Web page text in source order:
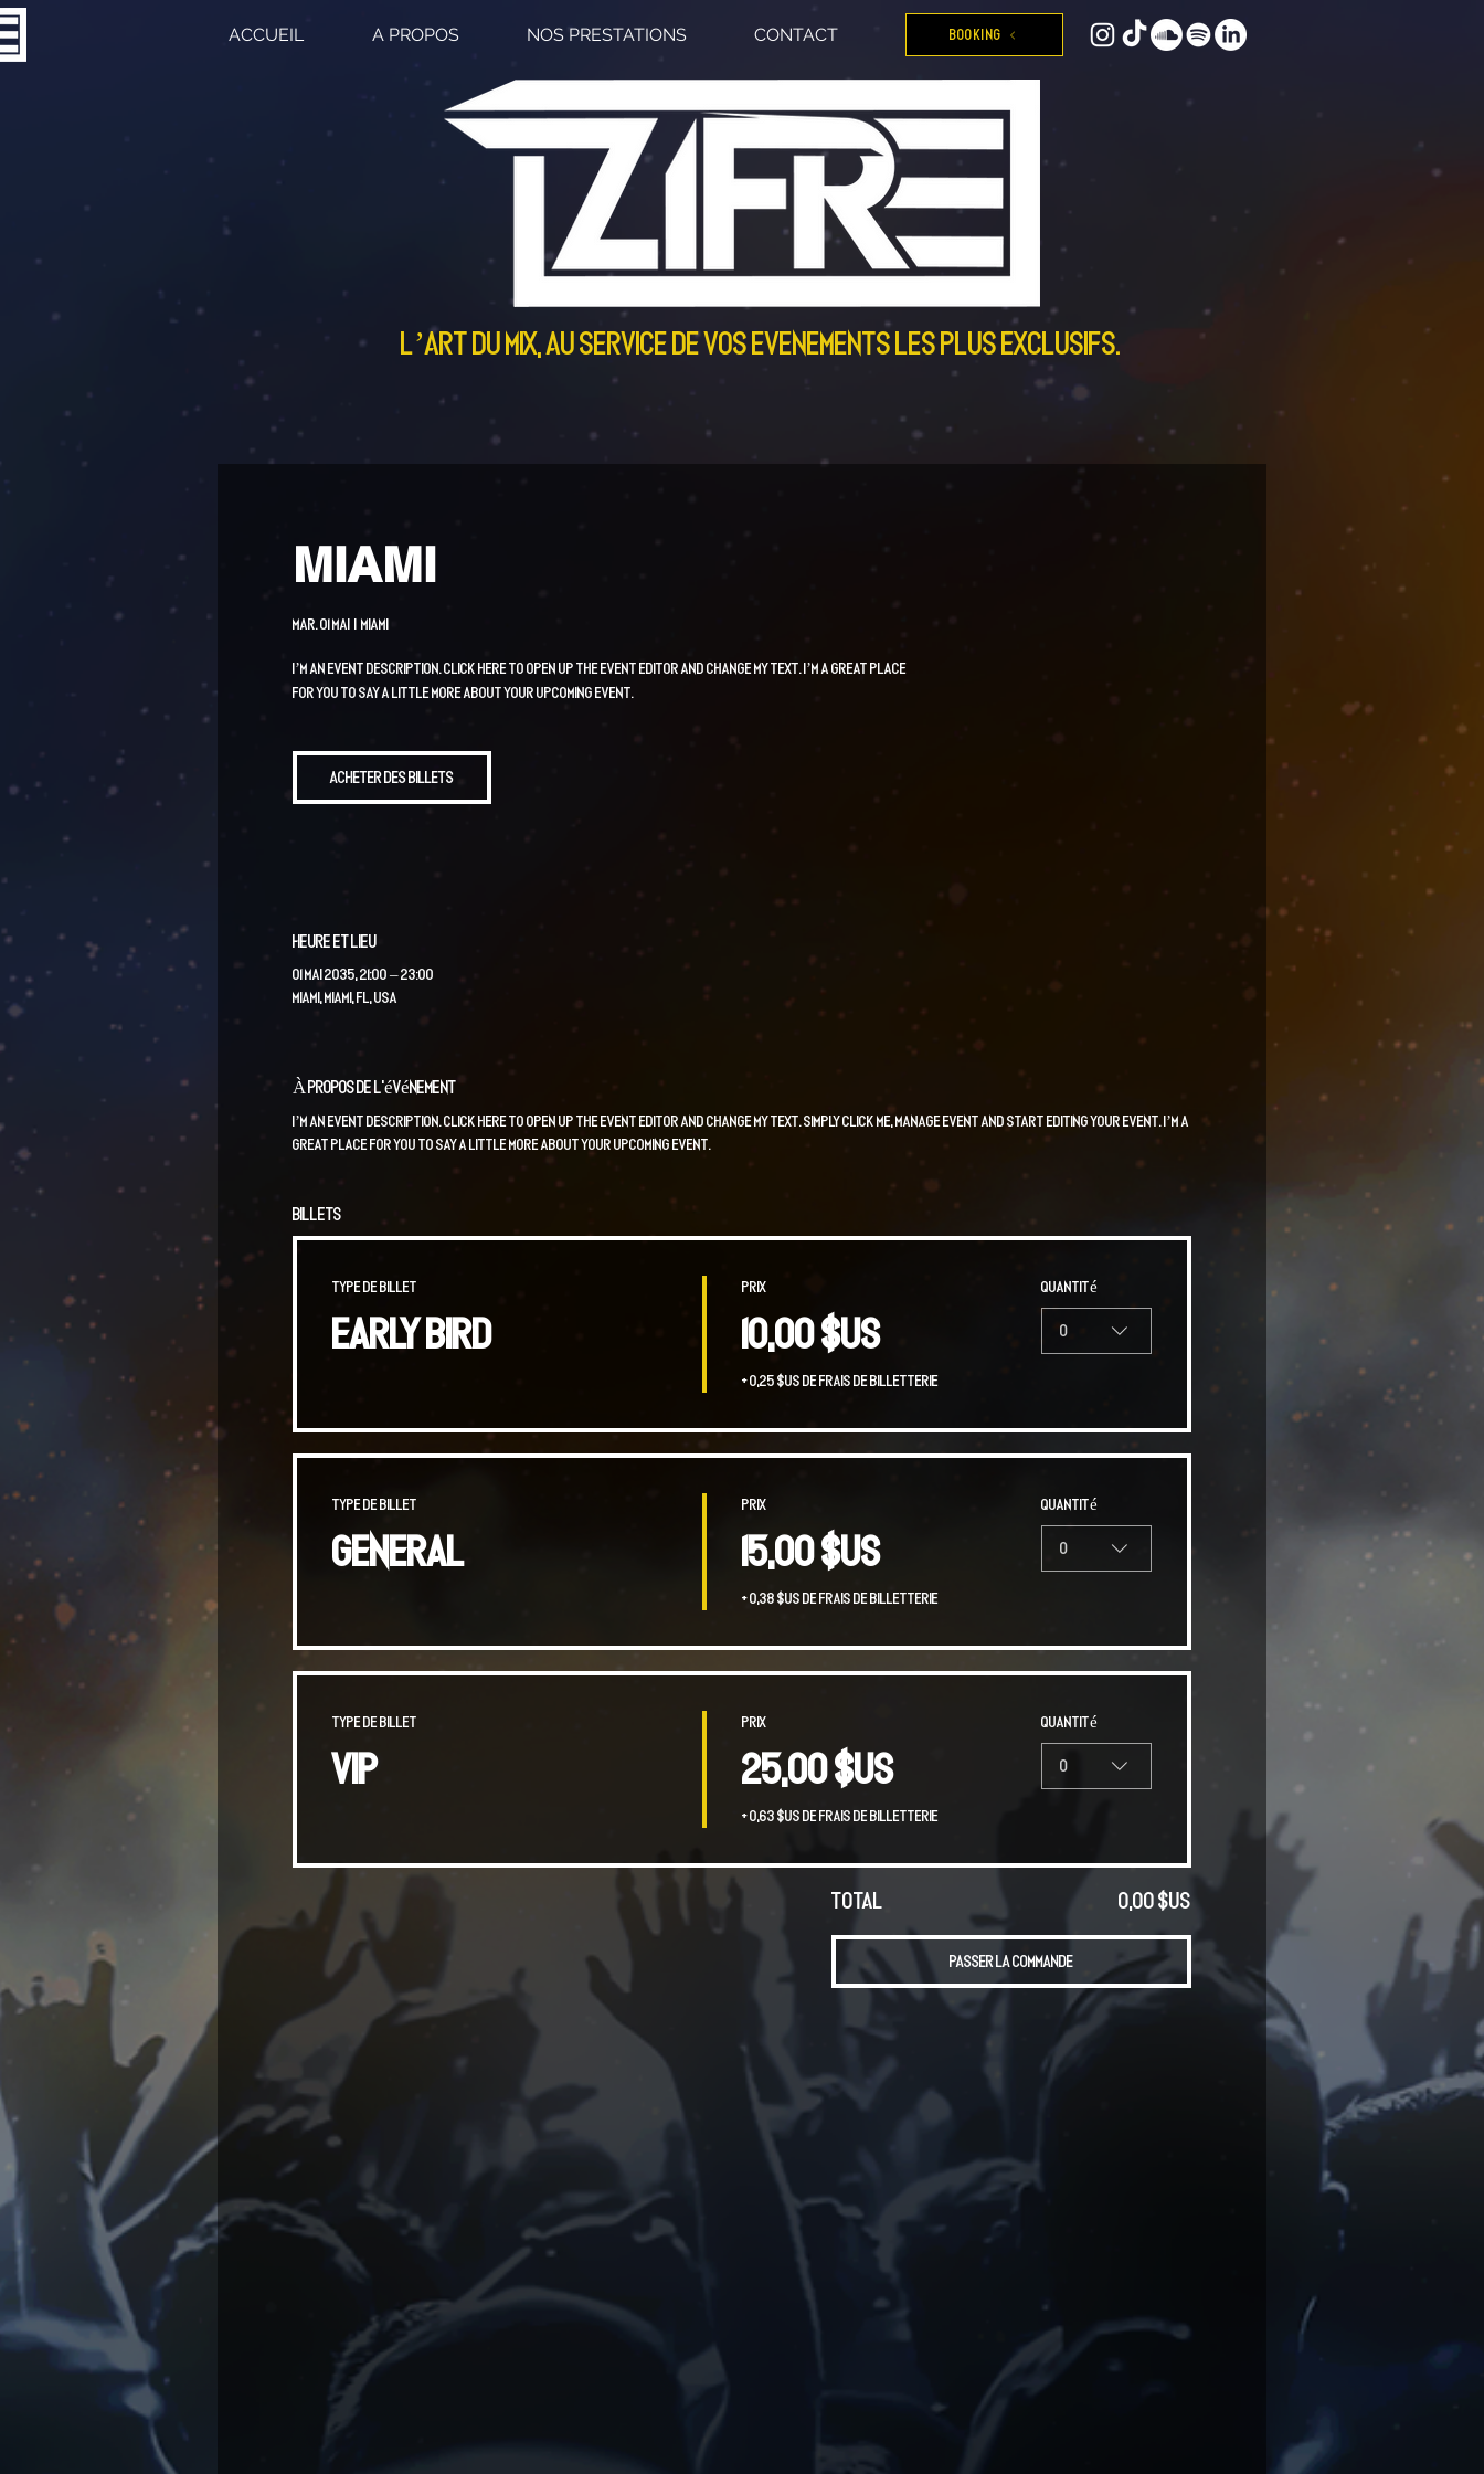
ACCUEIL A PROPOS NOS PRESTATIONS CONTACT BOOKING
L’art du mix, au service de vos evenements les plus exclusifs.
MIAMI
mar. 01 mai
  |
Miami
I’m an event description. Click here to open up the Event Editor and change my text. I’m a great place
for you to say a little more about your upcoming event.
Acheter des billets
Heure et lieu
01 mai 2035, 21:00 – 23:00
Miami, Miami, FL, USA
À propos de l'événement
I’m an event description. Click here to open up the Event Editor and change my text. Simply click me, Manage Event and start editing your event. I’m a
great place for you to say a little more about your upcoming event.
Billets
Type de billet
EARLY BIRD
Prix
10,00 $US
+ 0,25 $US de frais de billetterie
Quantité
0
Type de billet
GENERAL
Prix
15,00 $US
+ 0,38 $US de frais de billetterie
Quantité
0
Type de billet
VIP
Prix
25,00 $US
+ 0,63 $US de frais de billetterie
Quantité
0
Total 0,00 $US
Passer la commande